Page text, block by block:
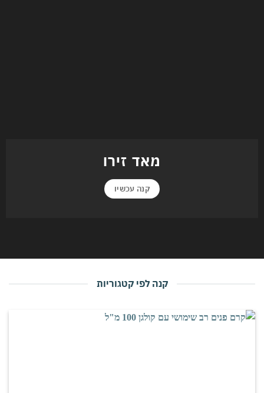
מאד זירו
קנה עכשיו
קנה לפי קטגוריות